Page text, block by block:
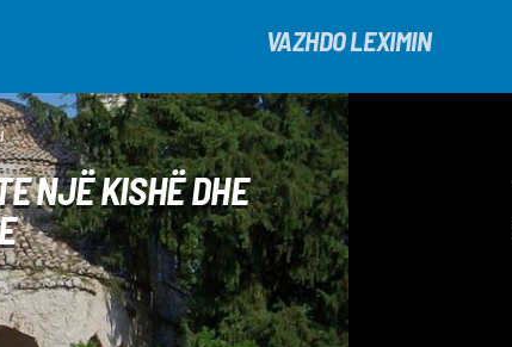
VAZHDO LEXIMIN
NJË KISHË DHE